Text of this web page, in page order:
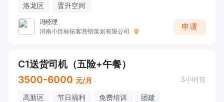
洛龙区 晋升空间
冯经理
河南小目标拓客营销策划有限公司
申请
C1送货司机（五险+午餐）
3500-6000 元/月 3小时前
高新区 节日福利 免费培训 团建